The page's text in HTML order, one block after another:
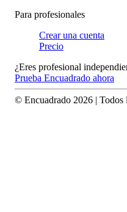
Para profesionales
Crear una cuenta
Precio
¿Eres profesional
Prueba Encuadrado ahora
© Encuadrado 2026 | Todos